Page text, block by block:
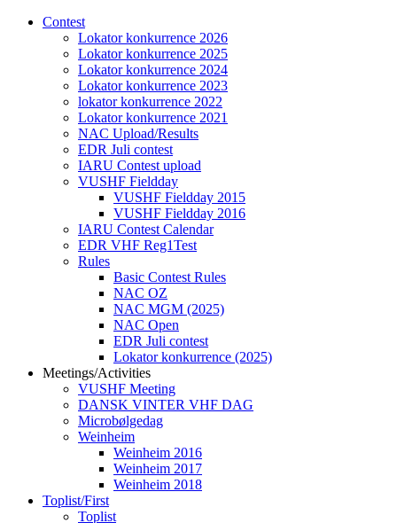
Contest
Lokator konkurrence 2026
Lokator konkurrence 2025
Lokator konkurrence 2024
Lokator konkurrence 2023
lokator konkurrence 2022
Lokator konkurrence 2021
NAC Upload/Results
EDR Juli contest
IARU Contest upload
VUSHF Fieldday
VUSHF Fieldday 2015
VUSHF Fieldday 2016
IARU Contest Calendar
EDR VHF Reg1Test
Rules
Basic Contest Rules
NAC OZ
NAC MGM (2025)
NAC Open
EDR Juli contest
Lokator konkurrence (2025)
Meetings/Activities
VUSHF Meeting
DANSK VINTER VHF DAG
Microbølgedag
Weinheim
Weinheim 2016
Weinheim 2017
Weinheim 2018
Toplist/First
Toplist